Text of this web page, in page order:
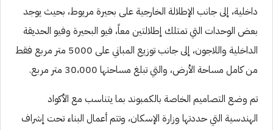
داخلية، إلى جانب الإطلالة الخارجية على بحيرة مريوط، بحيث يوجد
بعض الوحدات التي تمتلك إطلالتين معاً، فيو البحيرة وفيو الحديقة
الداخلية واللاجون، إلى جانب توزيع المباني على 5000 متر مربع فقط
من كامل مساحة الأرض، والتي تبلغ مساحتها 30،000 متر مربع.
تم وضع التصاميم الخاصة بالكمبوند بما يتناسب مع الأكواد
الهندسية التي حددتها وزارة الإسكان، وتتم أعمال البناء تحت إشراف